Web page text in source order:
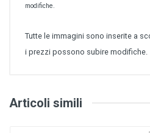
modifiche.
Tutte le immagini sono inserite a
i prezzi possono subire modifiche.
Articoli simili